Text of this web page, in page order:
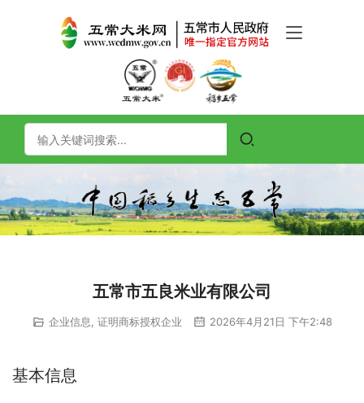
五常市五良米业有限公司
企业信息 证明商标授权企业 2026年4月21日 下午2:48
基本信息